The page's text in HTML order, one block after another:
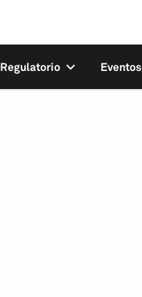
Regulatorio Eventos